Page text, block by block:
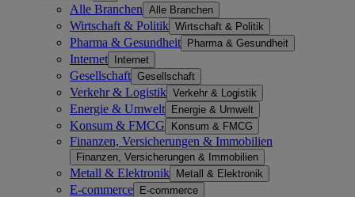
Alle Branchen Alle Branchen
Wirtschaft & Politik Wirtschaft & Politik
Pharma & Gesundheit Pharma & Gesundheit
Internet Internet
Gesellschaft Gesellschaft
Verkehr & Logistik Verkehr & Logistik
Energie & Umwelt Energie & Umwelt
Konsum & FMCG Konsum & FMCG
Finanzen, Versicherungen & Immobilien
Finanzen, Versicherungen & Immobilien
Metall & Elektronik Metall & Elektronik
E-commerce E-commerce